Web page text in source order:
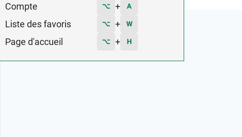
Compte ⌥ + A
Liste des favoris ⌥ + W
Page d'accueil ⌥ + H